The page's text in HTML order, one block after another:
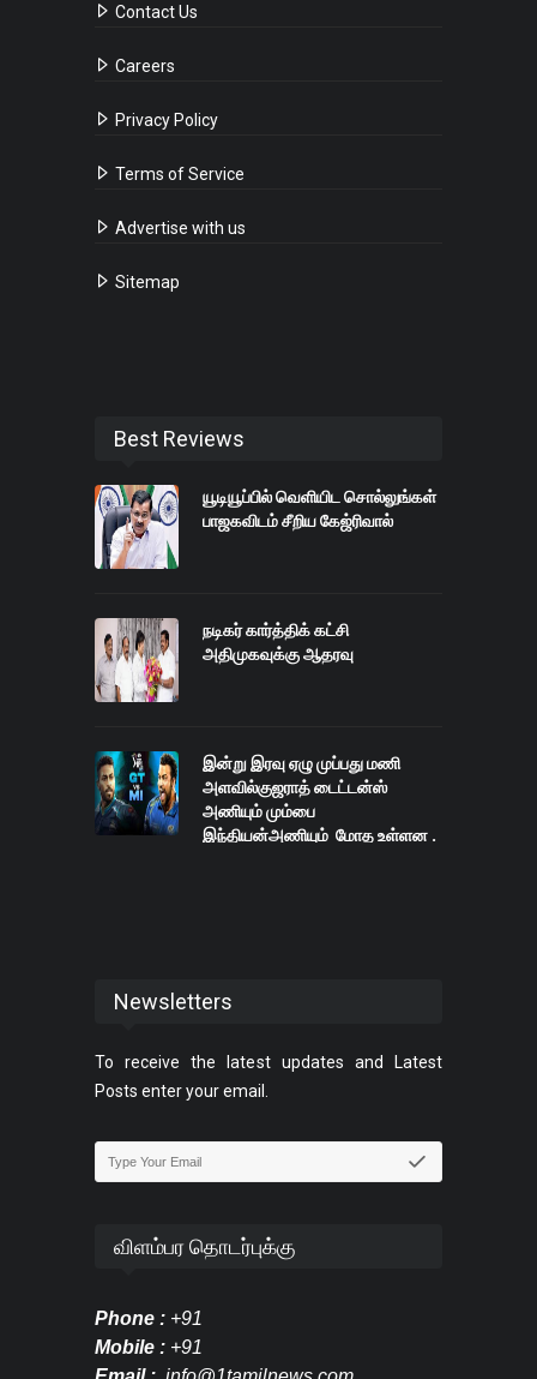
Contact Us
Careers
Privacy Policy
Terms of Service
Advertise with us
Sitemap
Best Reviews
யூடியூப்பில் வெளியிட சொல்லுங்கள்
பாஜகவிடம் சீறிய கேஜ்ரிவால்
நடிகர் கார்த்திக் கட்சி
அதிமுகவுக்கு ஆதரவு
இன்று இரவு ஏழு முப்பது மணி
அளவில்குஜராத் டைட்டன்ஸ்
அணியும் மும்பை
இந்தியன்அணியும் மோத உள்ளன .
Newsletters
To receive the latest updates and Latest
Posts enter your email.
விளம்பர தொடர்புக்கு
Phone : +91
Mobile : +91